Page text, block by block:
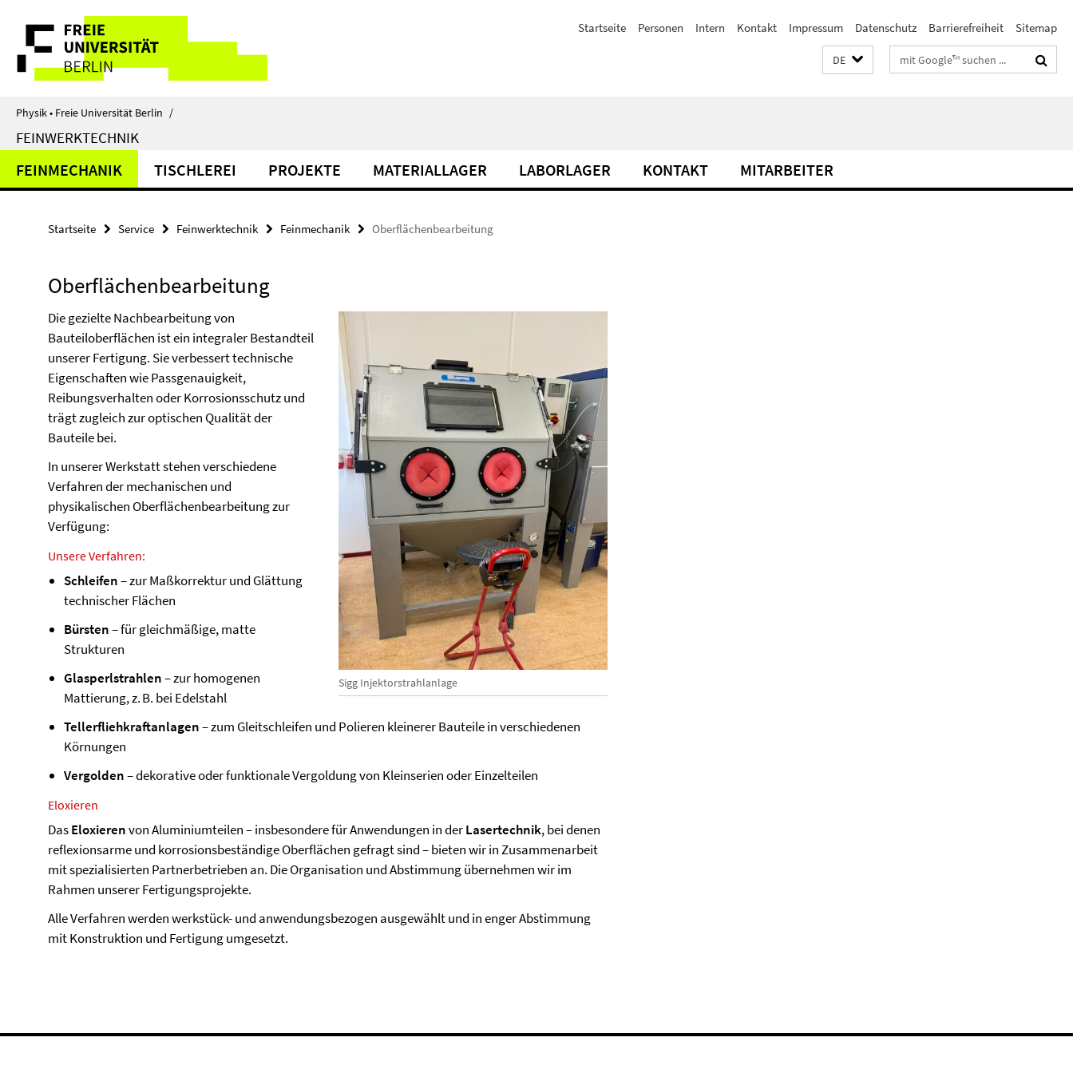
direkt
Inhalt
Service-
Navigation
Startseite Personen Intern Kontakt Impressum Datenschutz Barrierefreiheit Sitemap
DE Suchbegriffe
Physik • Freie Universität Berlin /
FEINWERKTECHNIK
FEINMECHANIK TISCHLEREI PROJEKTE MATERIALLAGER LABORLAGER KONTAKT MITARBEITER
Startseite Service Feinwerktechnik Feinmechanik Oberflächenbearbeitung
Oberflächenbearbeitung
Sigg Injektorstrahlanlage
Die gezielte Nachbearbeitung von
Bauteiloberflächen ist ein integraler Bestandteil
unserer Fertigung. Sie verbessert technische
Eigenschaften wie Passgenauigkeit,
Reibungsverhalten oder Korrosionsschutz und
trägt zugleich zur optischen Qualität der
Bauteile bei.
In unserer Werkstatt stehen verschiedene
Verfahren der mechanischen und
physikalischen Oberflächenbearbeitung zur
Verfügung:
Unsere Verfahren:
Schleifen– zur Maßkorrektur und Glättung
technischer Flächen
Bürsten– für gleichmäßige, matte
Strukturen
Glasperlstrahlen– zur homogenen
Mattierung, z. B. bei Edelstahl
Tellerfliehkraftanlagen– zum Gleitschleifen und Polieren kleinerer Bauteile in verschiedenen
Körnungen
Vergolden– dekorative oder funktionale Vergoldung von Kleinserien oder Einzelteilen
Eloxieren
DasEloxierenvon Aluminiumteilen – insbesondere für Anwendungen in derLasertechnik, bei denen
reflexionsarme und korrosionsbeständige Oberflächen gefragt sind – bieten wir in Zusammenarbeit
mit spezialisierten Partnerbetrieben an. Die Organisation und Abstimmung übernehmen wir im
Rahmen unserer Fertigungsprojekte.
Alle Verfahren werden werkstück- und anwendungsbezogen ausgewählt und in enger Abstimmung
mit Konstruktion und Fertigung umgesetzt.